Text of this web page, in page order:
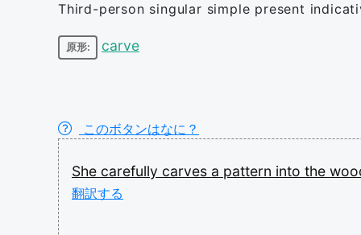
Third-person singular simple present
原形: carve
このボタンはなに？
She carefully carves a pattern into the
翻訳する